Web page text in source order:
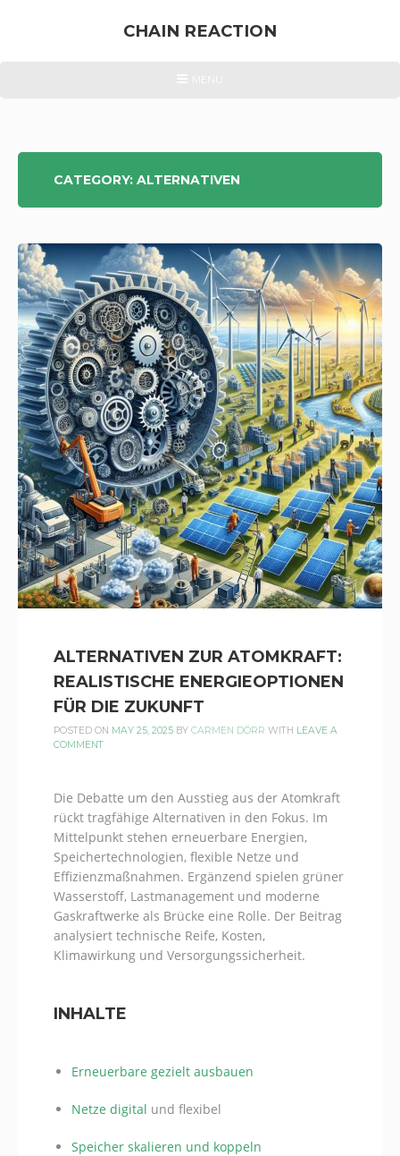
CHAIN REACTION
CATEGORY: ALTERNATIVEN
ALTERNATIVEN ZUR ATOMKRAFT:
REALISTISCHE ENERGIEOPTIONEN
FÜR DIE ZUKUNFT
POSTED ON MAY 25, 2025 BY CARMEN DÖRR WITH LEAVE A
COMMENT
Die Debatte um den Ausstieg aus der Atomkraft
rückt tragfähige Alternativen in den Fokus. Im
Mittelpunkt stehen erneuerbare Energien,
Speichertechnologien, flexible Netze und
Effizienzmaßnahmen. Ergänzend spielen grüner
Wasserstoff, Lastmanagement und moderne
Gaskraftwerke als Brücke eine Rolle. Der Beitrag
analysiert technische Reife, Kosten,
Klimawirkung und Versorgungssicherheit.
INHALTE
Erneuerbare gezielt ausbauen
Netze digital und flexibel
Speicher skalieren und koppeln